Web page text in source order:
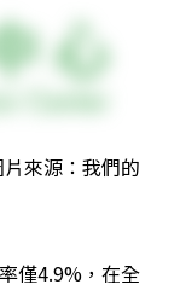
來源：我們的
僅4.9%，在全